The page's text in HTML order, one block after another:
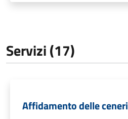
Servizi (17)
Affidamento delle ceneri